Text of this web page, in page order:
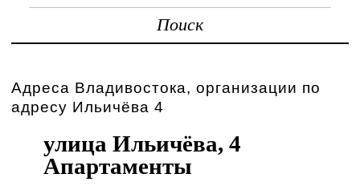
Поиск
Адреса Владивостока, организации по
адресу Ильичёва 4
улица Ильичёва, 4
Апартаменты